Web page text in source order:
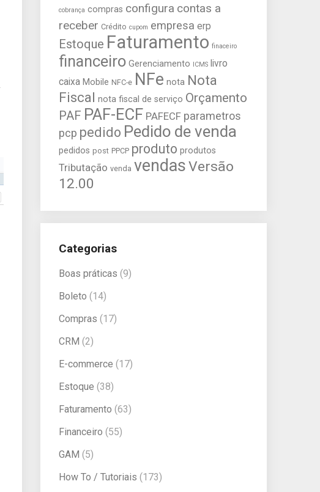
cobrança compras configura contas a
receber Crédito cupom empresa erp
Estoque Faturamento finaceiro
financeiro Gerenciamento ICMS livro
caixa Mobile NFC-e NFe nota Nota
Fiscal nota fiscal de serviço Orçamento
PAF PAF-ECF PAFECF parametros
pcp pedido Pedido de venda
pedidos post PPCP produto produtos
Tributação venda vendasVersão
12.00
Categorias
Boas práticas (9)
Boleto (14)
Compras (17)
CRM (2)
E-commerce (17)
Estoque (38)
Faturamento (63)
Financeiro (55)
GAM (5)
How To / Tutoriais (173)